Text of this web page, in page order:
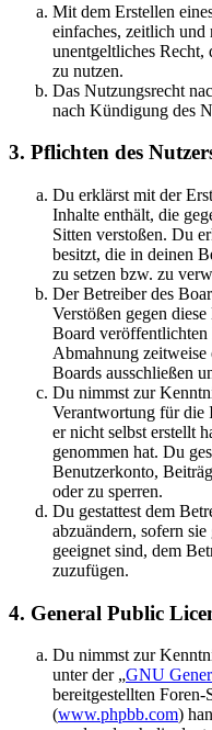
Mit dem Erstellen
einfaches, zeitlich und
unentgeltliches Recht,
zu nutzen.
Das Nutzungsrecht
nach Kündigung des
3. Pflichten des
Du erklärst mit der
Inhalte enthält, die
Sitten verstoßen. Du
besitzt, die in deinen
zu setzen bzw. zu
Der Betreiber des
Verstößen gegen
Board veröffentlichten
Abmahnung zeitweise
Boards ausschließen
Du nimmst zur
Verantwortung für die
er nicht selbst erstellt
genommen hat. Du
Benutzerkonto,
oder zu sperren.
Du gestattest dem
abzuändern, sofern
geeignet sind, dem
zuzufügen.
4. General Public
Du nimmst zur
unter der „GNU
bereitgestellten
(www.phpbb.com)